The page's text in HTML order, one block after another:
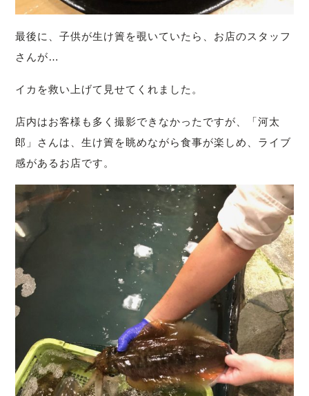
最後に、子供が生け簀を覗いていたら、お店のスタッフ
さんが…
イカを救い上げて見せてくれました。
店内はお客様も多く撮影できなかったですが、「河太
郎」さんは、生け簀を眺めながら食事が楽しめ、ライブ
感があるお店です。